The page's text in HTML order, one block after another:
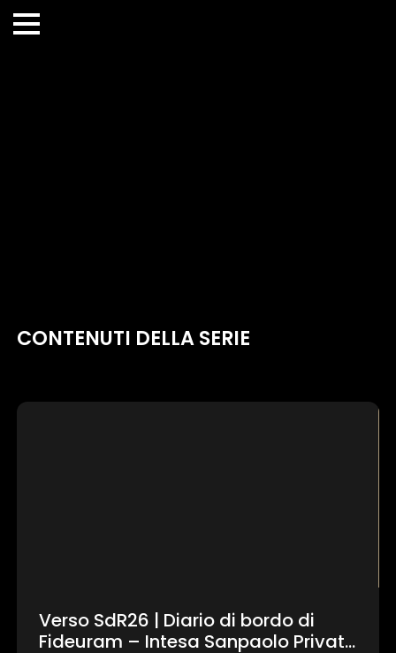
CONTENUTI DELLA SERIE
Verso SdR26 | Diario di bordo di
Fideuram – Intesa Sanpaolo Private